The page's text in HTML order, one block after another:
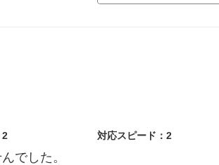
2 対応スピード：2
でした。